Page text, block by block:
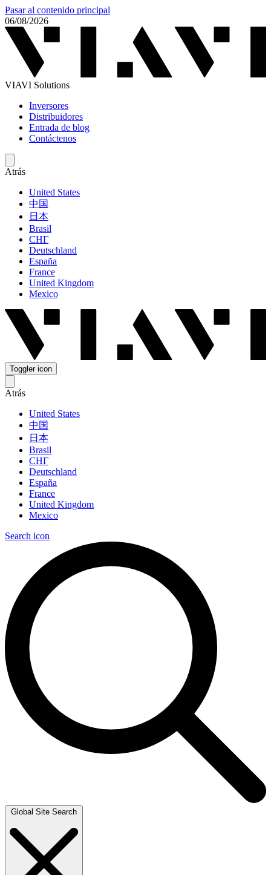
Pasar al contenido principal
06/08/2026
VIAVI Solutions
Inversores
Distribuidores
Entrada de blog
Contáctenos
Atrás
United States
中国
日本
Brasil
СНГ
Deutschland
España
France
United Kingdom
Mexico
Toggler icon
Atrás
United States
中国
日本
Brasil
СНГ
Deutschland
España
France
United Kingdom
Mexico
Search icon
Global Site Search